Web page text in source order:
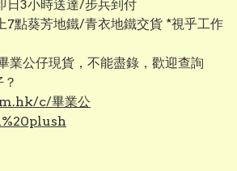
日3小時送達/步兵到付
7點葵芳地鐵/青衣地鐵交貨 *視乎工作
業公仔現貨，不能盡錄，歡迎查詢
c/畢業公